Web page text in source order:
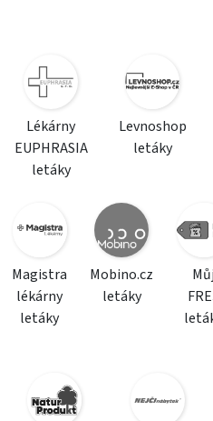
Lékárny
EUPHRASIA
letáky
Levnoshop
letáky
Magistra
lékárny
letáky
Mobino.cz
letáky
Můj